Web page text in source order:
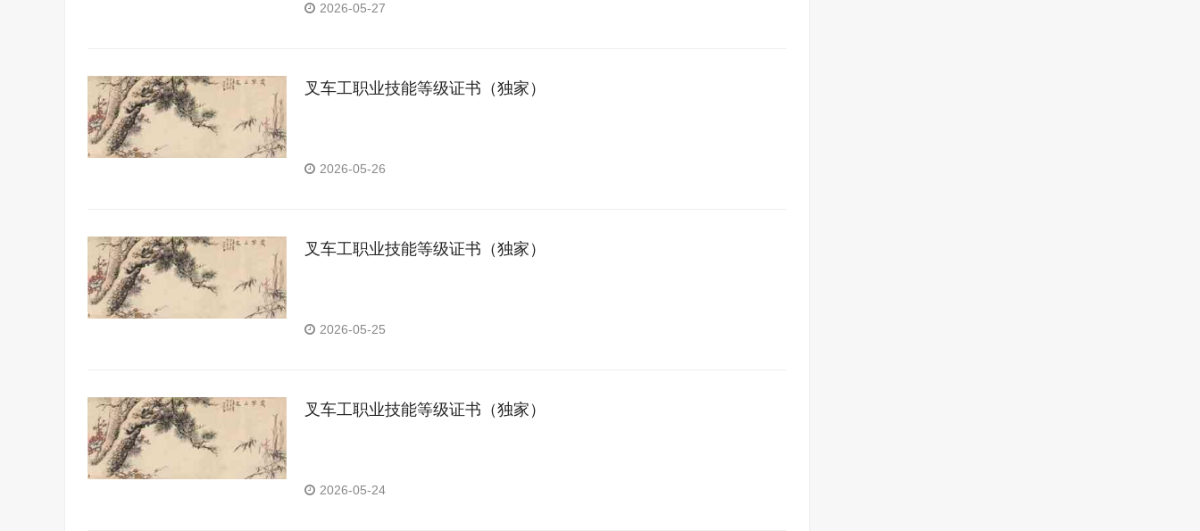
2026-05-27
叉车工职业技能等级证书（独家）
2026-05-26
叉车工职业技能等级证书（独家）
2026-05-25
叉车工职业技能等级证书（独家）
2026-05-24